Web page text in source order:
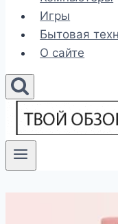
Игры
Бытовая
О сайте